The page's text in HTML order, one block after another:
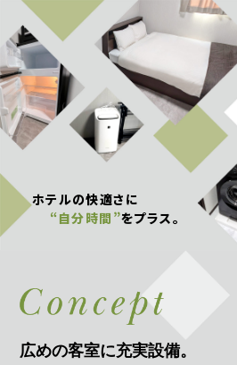
ホテルの快適さに
“自分時間”をプラス。
広めの客室に充実設備。